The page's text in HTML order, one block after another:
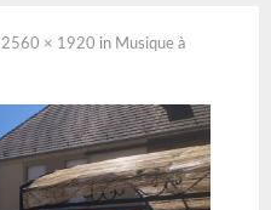
2560 × 1920 in Musique à